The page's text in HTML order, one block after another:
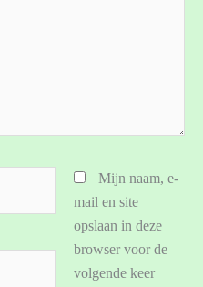
Mijn naam, e-
mail en site
opslaan in deze
browser voor de
volgende keer